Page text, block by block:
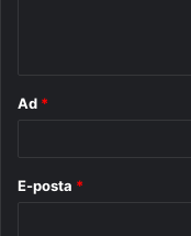
Ad *
E-posta *